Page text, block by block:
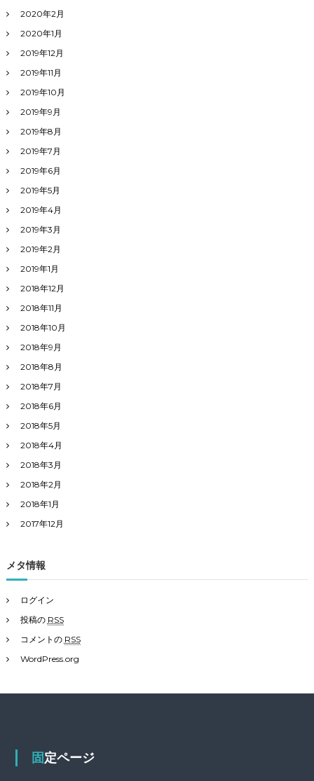
2020年2月
2020年1月
2019年12月
2019年11月
2019年10月
2019年9月
2019年8月
2019年7月
2019年6月
2019年5月
2019年4月
2019年3月
2019年2月
2019年1月
2018年12月
2018年11月
2018年10月
2018年9月
2018年8月
2018年7月
2018年6月
2018年5月
2018年4月
2018年3月
2018年2月
2018年1月
2017年12月
メタ情報
ログイン
投稿の RSS
コメントの RSS
WordPress.org
固定ページ